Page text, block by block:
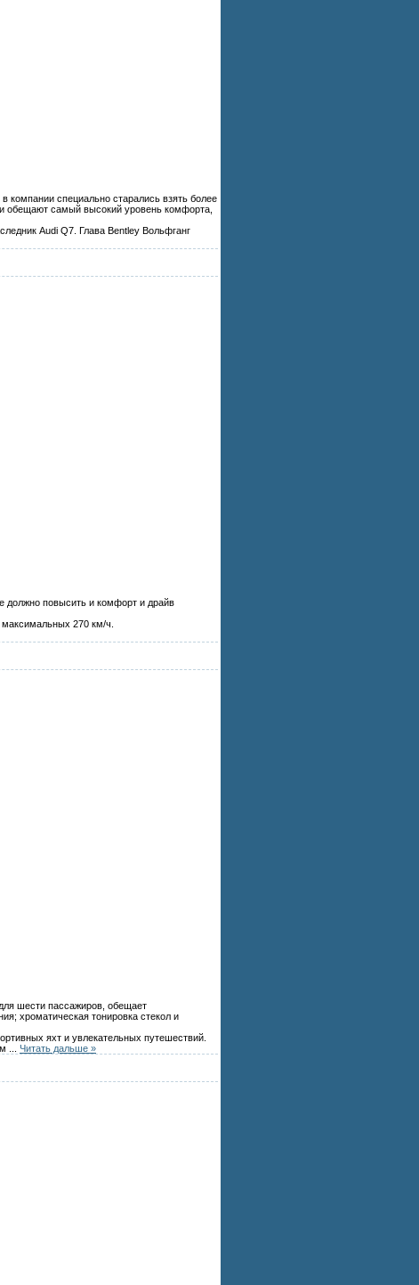
специально старались взять более
обещают самый высокий уровень комфорта,
Audi Q7. Глава Bentley Вольфганг
должно повысить и комфорт и драйв
270 км/ч.
шести пассажиров, обещает
хроматическая тонировка стекол и
яхт и увлекательных путешествий.
Читать дальше »